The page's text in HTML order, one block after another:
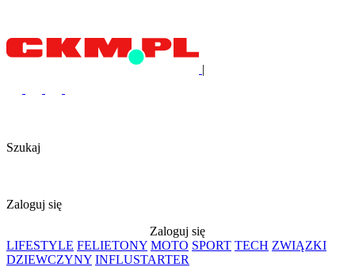
|
Szukaj
Zaloguj się
Zaloguj się
LIFESTYLE FELIETONY MOTO SPORT TECH ZWIĄZKI
DZIEWCZYNY INFLUSTARTER